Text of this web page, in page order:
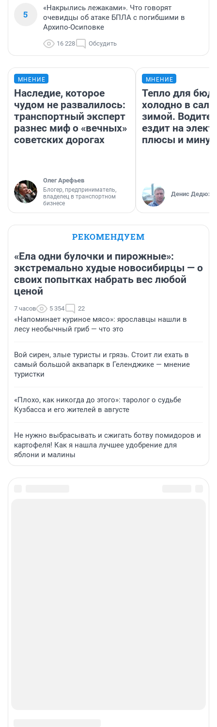
5
«Накрылись лежаками». Что говорят
очевидцы об атаке БПЛА с погибшими в
Архипо-Осиповке
16 228 Обсудить
МНЕНИЕ
Наследие, которое
чудом не развалилось:
транспортный эксперт
разнес миф о «вечных»
советских дорогах
Олег Арефьев
Блогер, предприниматель,
владелец в транспортном
бизнесе
МНЕНИЕ
Тепло для
холодно в
зимой.
ездит на
плюсы и
Денис
РЕКОМЕНДУЕМ
«Ела одни булочки и пирожные»:
экстремально худые новосибирцы — о
своих попытках набрать вес любой
ценой
7 часов 5 354 22
«Напоминает куриное мясо»: ярославцы нашли в
лесу необычный гриб — что это
Вой сирен, злые туристы и грязь. Стоит ли ехать в
самый большой аквапарк в Геленджике — мнение
туристки
«Плохо, как никогда до этого»: таролог о судьбе
Кузбасса и его жителей в августе
Не нужно выбрасывать и сжигать ботву помидоров и
картофеля! Как я нашла лучшее удобрение для
яблони и малины